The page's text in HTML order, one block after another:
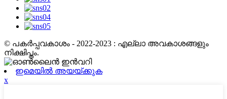
© പകർപ്പവകാശം - 2022-2023 : എല്ലാ അവകാശങ്ങളും
നിക്ഷിപ്തം.
ഇമെയിൽ അയയ്ക്കുക
x